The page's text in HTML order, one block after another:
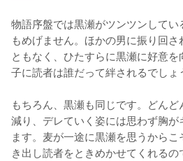
物語序盤では黒瀬がツンツンして
もめげません。ほかの男に振り回
ともなく、ひたすらに黒瀬に好意
子に読者は誰だって絆されるでしょ
もちろん、黒瀬も同じです。どん
減り、デレていく姿には思わず胸
ます。麦が一途に黒瀬を思うから
き出し読者をときめかせてくれるの